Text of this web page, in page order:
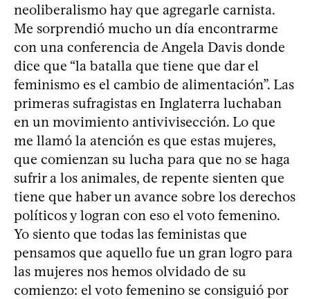
neoliberalismo hay que agregarle carnista.
Me sorprendió mucho un día encontrarme
con una conferencia de Angela Davis donde
dice que “la batalla que tiene que dar el
feminismo es el cambio de alimentación”. Las
primeras sufragistas en Inglaterra luchaban
en un movimiento antivivisección. Lo que
me llamó la atención es que estas mujeres,
que comienzan su lucha para que no se haga
sufrir a los animales, de repente sienten que
tiene que haber un avance sobre los derechos
políticos y logran con eso el voto femenino.
Yo siento que todas las feministas que
pensamos que aquello fue un gran logro para
las mujeres nos hemos olvidado de su
comienzo: el voto femenino se consiguió por